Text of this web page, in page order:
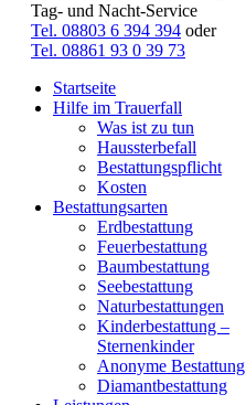
Tag- und Nacht-Service
Tel. 08803 6 394 394 oder
Tel. 08861 93 0 39 73
Startseite
Hilfe im Trauerfall
Was ist zu tun
Haussterbefall
Bestattungspflicht
Kosten
Bestattungsarten
Erdbestattung
Feuerbestattung
Baumbestattung
Seebestattung
Naturbestattungen
Kinderbestattung –
Sternenkinder
Anonyme Bestattung
Diamantbestattung